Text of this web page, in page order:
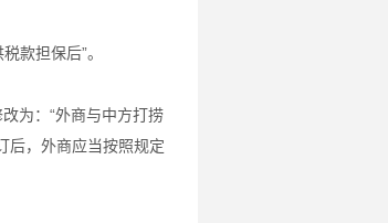
款担保后”。
为：“外商与中方打捞
后，外商应当按照规定